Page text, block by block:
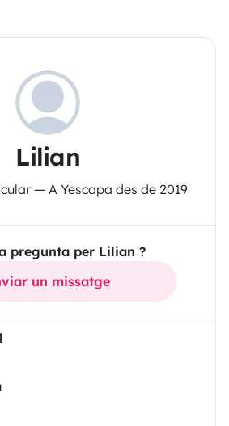
Lilian
— A Yescapa des de 2019
pregunta per Lilian ?
un missatge